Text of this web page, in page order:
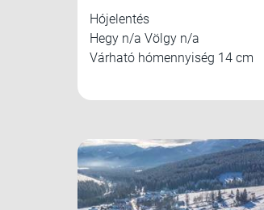
Hójelentés
Hegy n/a Völgy n/a
Várható hómennyiség 14 cm